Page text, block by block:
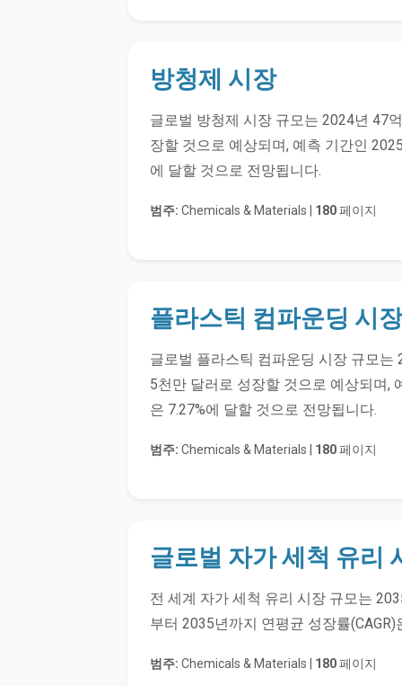
방청제 시장
글로벌 방청제 시장 규모는 2024년 47
장할 것으로 예상되며, 예측 기간인
에 달할 것으로 전망됩니다.
범주: Chemicals & Materials | 180페이지
플라스틱 컴파운딩 시장
글로벌 플라스틱 컴파운딩 시장 규모
5천만 달러로 성장할 것으로 예상되며,
은 7.27%에 달할 것으로 전망됩니다.
범주: Chemicals & Materials | 180페이지
글로벌 자가 세척 유리
전 세계 자가 세척 유리 시장 규모는
부터 2035년까지 연평균 성장률
범주: Chemicals & Materials | 180페이지